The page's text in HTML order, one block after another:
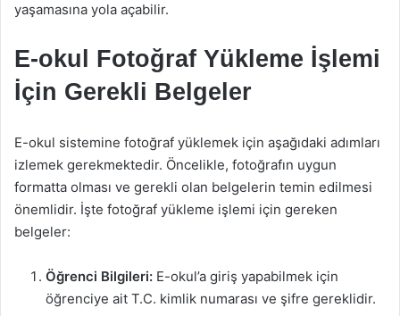
yaşamasına yola açabilir.
E-okul Fotoğraf Yükleme İşlemi
İçin Gerekli Belgeler
E-okul sistemine fotoğraf yüklemek için aşağıdaki adımları
izlemek gerekmektedir. Öncelikle, fotoğrafın uygun
formatta olması ve gerekli olan belgelerin temin edilmesi
önemlidir. İşte fotoğraf yükleme işlemi için gereken
belgeler:
Öğrenci Bilgileri: E-okul’a giriş yapabilmek için
öğrenciye ait T.C. kimlik numarası ve şifre gereklidir.